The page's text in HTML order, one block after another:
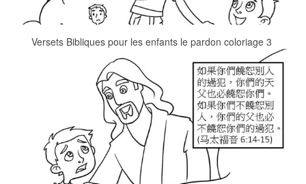
Versets Bibliques pour les enfants le pardon coloriage 3